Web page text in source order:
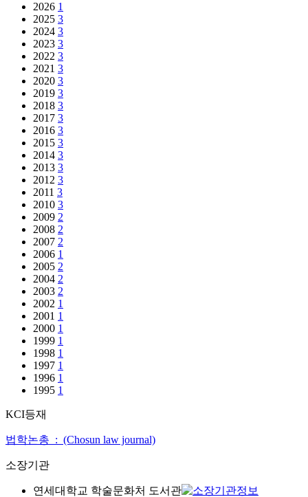
2026 1
2025 3
2024 3
2023 3
2022 3
2021 3
2020 3
2019 3
2018 3
2017 3
2016 3
2015 3
2014 3
2013 3
2012 3
2011 3
2010 3
2009 2
2008 2
2007 2
2006 1
2005 2
2004 2
2003 2
2002 1
2001 1
2000 1
1999 1
1998 1
1997 1
1996 1
1995 1
KCI등재
법학논총 : (Chosun law journal)
소장기관
연세대학교 학술문화처 도서관